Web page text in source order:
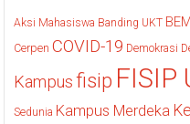
Aksi Mahasiswa Banding UKT BEM
Cerpen COVID-19 Demokrasi
Kampus fisip FISIP
Sedunia Kampus Merdeka